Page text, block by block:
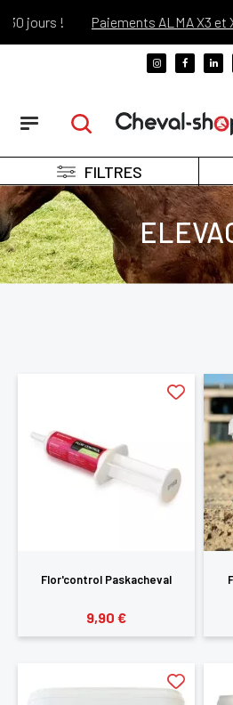
jours ! Paiements ALMA X3 et X4
FILTRES
Flor'control Paskacheval
9,90 €